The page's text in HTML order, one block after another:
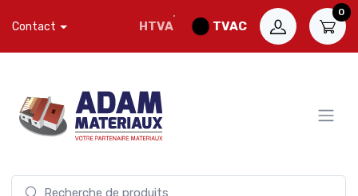
Contact HTVA TVAC
0